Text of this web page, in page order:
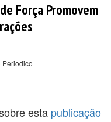
Força Promovem
Periodico
esta publicação